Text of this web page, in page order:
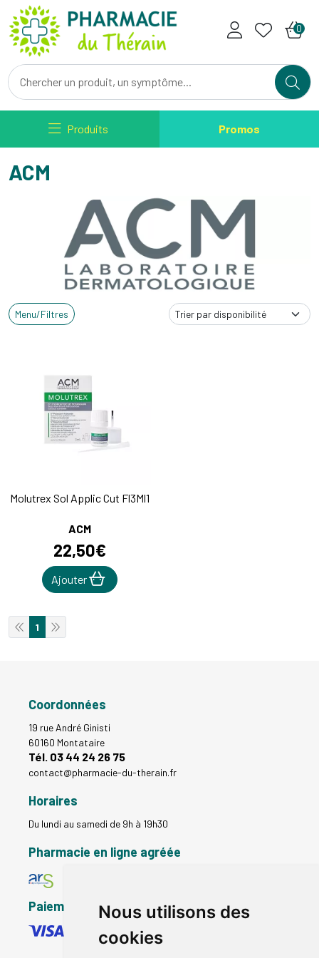
Nous utilisons des
cookies
Pharmacie du Therain Votre
0
Produits Promos
ACM
Menu/Filtres
Molutrex Sol Applic Cut Fl3Ml1
ACM
22,50€
Ajouter
1
Coordonnées
19 rue André Ginisti
60160 Montataire
Tél. 03 44 24 26 75
contact@pharmacie-du-therain.fr
Horaires
Du lundi au samedi de 9h à 19h30
Pharmacie en ligne agréée
Paiement sécurisé